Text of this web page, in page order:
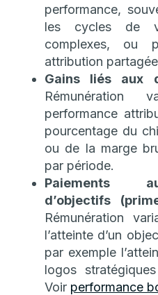
performance,
les cycles de
complexes, ou
attribution
Gains liés aux
performance
pourcentage du
ou de la marge
par période.
Paiements
d’objectifs
Rémunération
l’atteinte d’un
par exemple
logos
Voir performance